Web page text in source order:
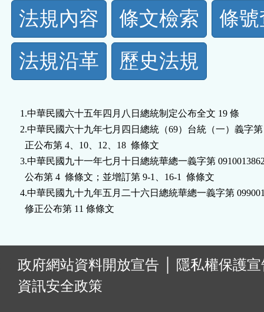
法
規
功
按
鈕
區
法規內容 條文檢索
條
法規沿革
歷史法規
1.中華民國六十五年四月八日總統制定公布全文 19 條
2.中華民國六十九年七月四日總統（69）台統（一）義字第
  正公布第 4、10、12、18  條條文
3.中華民國九十一年七月十日總統華總一義字第
  公布第 4  條條文；並增訂第 9-1、16-1  條條文
4.中華民國九十九年五月二十六日總統華總一義字第
  修正公布第 11 條條文
政府網站資料開放宣告
隱私權保護
資訊安全政策